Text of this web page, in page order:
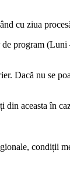
cu ziua
program
Dacă nu se
aceasta în
condiții